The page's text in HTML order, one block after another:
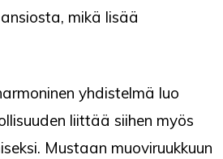
mikä lisää
yhdistelmä luo
liittää siihen myös
Mustaan muoviruukkuun